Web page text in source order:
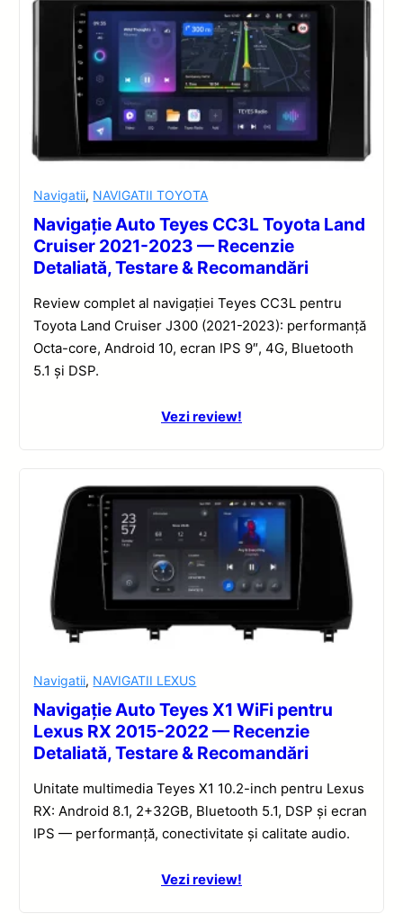
Navigatii, NAVIGATII TOYOTA
Navigație Auto Teyes CC3L Toyota Land
Cruiser 2021-2023 — Recenzie
Detaliată, Testare & Recomandări
Review complet al navigației Teyes CC3L pentru
Toyota Land Cruiser J300 (2021-2023): performanță
Octa-core, Android 10, ecran IPS 9″, 4G, Bluetooth
5.1 și DSP.
Vezi review!
Navigatii, NAVIGATII LEXUS
Navigație Auto Teyes X1 WiFi pentru
Lexus RX 2015-2022 — Recenzie
Detaliată, Testare & Recomandări
Unitate multimedia Teyes X1 10.2-inch pentru Lexus
RX: Android 8.1, 2+32GB, Bluetooth 5.1, DSP și ecran
IPS — performanță, conectivitate și calitate audio.
Vezi review!